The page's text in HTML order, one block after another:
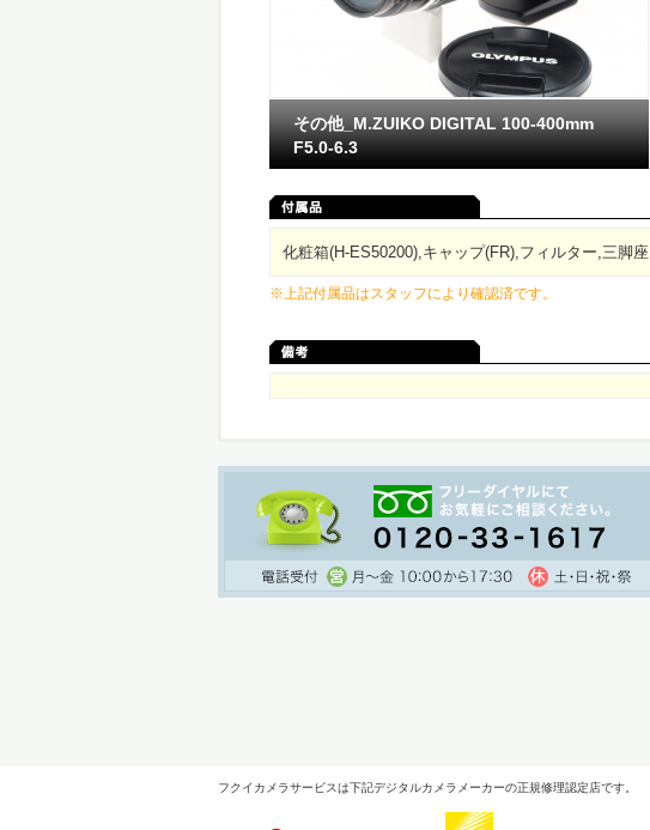
その他_M.ZUIKO DIGITAL 100-400mm
F5.0-6.3
化粧箱(H-ES50200),キャップ(FR),フィルター,三脚座
※上記付属品はスタッフにより確認済です。
フクイカメラサービスは下記デジタルカメラメーカーの正規修理認定店です。